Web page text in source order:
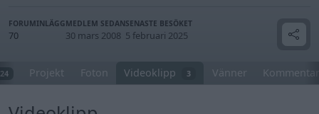
FORUMINLÄGG
70
MEDLEM SEDAN
30 mars 2008
SENASTE BESÖKET
5 februari 2025
24 Projekt Foton Videoklipp 3 Vänner